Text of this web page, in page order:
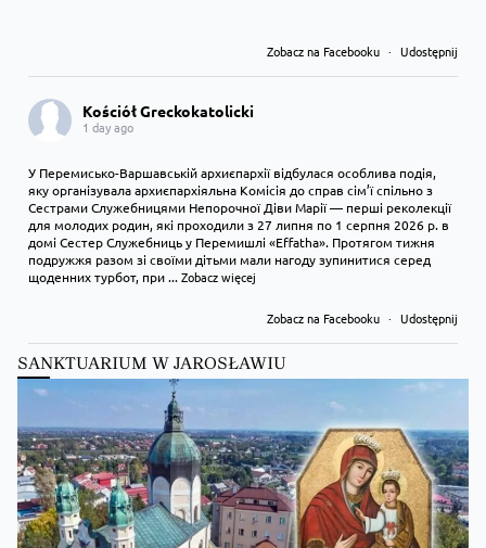
Zobacz na Facebooku · Udostępnij
Kościół Greckokatolicki
1 day ago
У Перемисько-Варшавській архиєпархії відбулася особлива подія,
яку організувала архиєпархіяльна Комісія до справ сім’ї спільно з
Сестрами Служебницями Непорочної Діви Марії — перші реколекції
для молодих родин, які проходили з 27 липня по 1 серпня 2026 р. в
домі Сестер Служебниць у Перемишлі «Effatha». Протягом тижня
подружжя разом зі своїми дітьми мали нагоду зупинитися серед
щоденних турбот, при...Zobacz więcej
Zobacz na Facebooku · Udostępnij
Kościół Greckokatolicki
Преображення Господнє в Лодзі
SANKTUARIUM W JAROSŁAWIU